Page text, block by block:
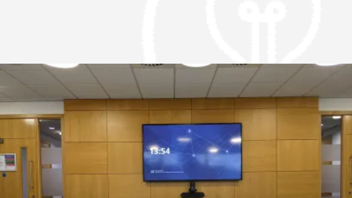
LOGITECH